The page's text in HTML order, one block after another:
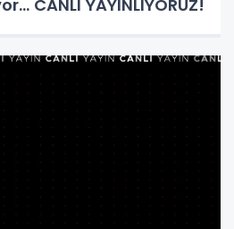
CANLI YAYINLIYORUZ!